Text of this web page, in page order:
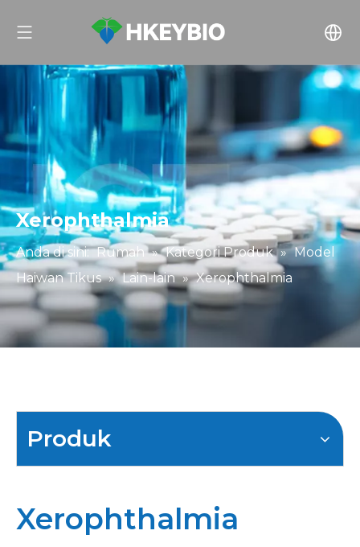
Xerophthalmia
Anda di sini: Rumah » Kategori Produk » Model
Haiwan Tikus » Lain-lain » Xerophthalmia
Produk
Xerophthalmia